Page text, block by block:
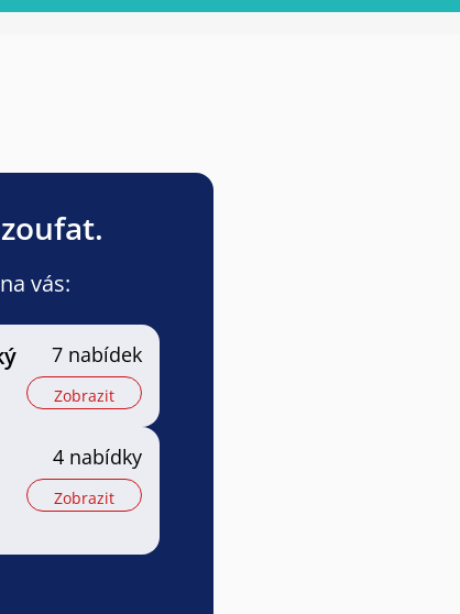
vás:
7 nabídek
Zobrazit
4 nabídky
Zobrazit